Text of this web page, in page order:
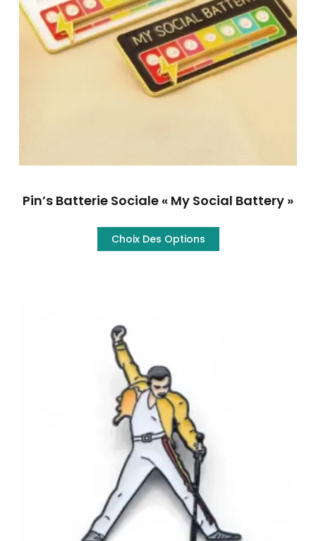
Pin’s Batterie Sociale « My Social Battery »
Choix Des Options